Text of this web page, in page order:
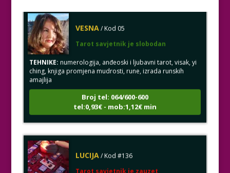
VESNA / Kod 05
Tarot savjetnik je slobodan
TEHNIKE:
numerologija, anđeoski i ljubavni tarot, visak, yi
ching, knjiga promjena mudrosti, rune, izrada runskih
amajlija
Broj tel: 064/600-600
tel:0,93€ - mob:1,12€ min
LUCIJA / Kod #136
Tarot savjetnik je zauzet